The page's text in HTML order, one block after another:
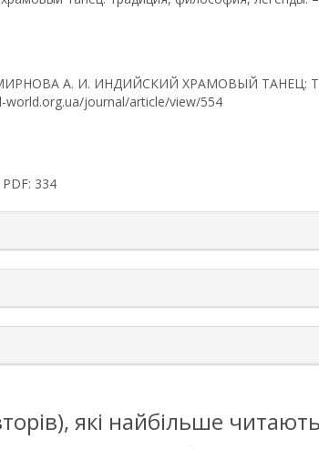
А. И. ИНДИЙСКИЙ ХРАМОВЫЙ ТАНЕЦ:
world.org.ua/journal/article/view/554
334
які найбільше читають